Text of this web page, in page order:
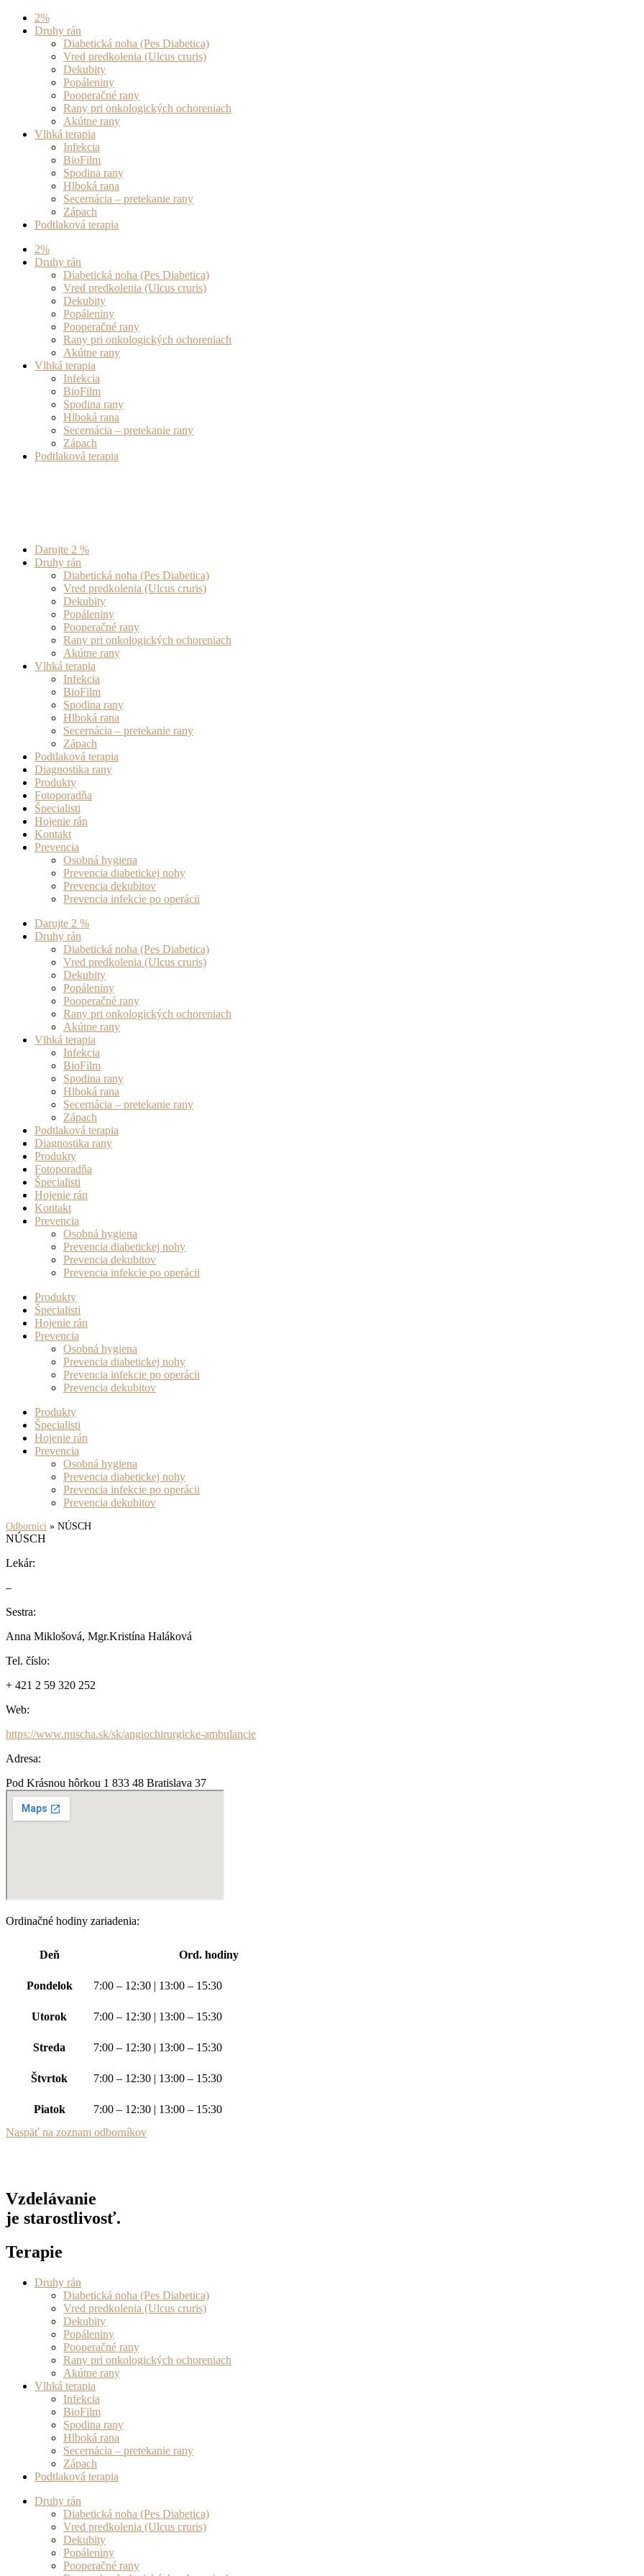
Preskočiť
2%
Druhy rán
Diabetická noha (Pes Diabetica)
Vred predkolenia (Ulcus cruris)
Dekubity
Popáleniny
Pooperačné rany
Rany pri onkologických ochoreniach
Akútne rany
Vlhká terapia
Infekcia
BioFilm
Spodina rany
Hlboká rana
Secernácia – pretekanie rany
Zápach
Podtlaková terapia
2%
Druhy rán
Diabetická noha (Pes Diabetica)
Vred predkolenia (Ulcus cruris)
Dekubity
Popáleniny
Pooperačné rany
Rany pri onkologických ochoreniach
Akútne rany
Vlhká terapia
Infekcia
BioFilm
Spodina rany
Hlboká rana
Secernácia – pretekanie rany
Zápach
Podtlaková terapia
Darujte 2 %
Druhy rán
Diabetická noha (Pes Diabetica)
Vred predkolenia (Ulcus cruris)
Dekubity
Popáleniny
Pooperačné rany
Rany pri onkologických ochoreniach
Akútne rany
Vlhká terapia
Infekcia
BioFilm
Spodina rany
Hlboká rana
Secernácia – pretekanie rany
Zápach
Podtlaková terapia
Diagnostika rany
Produkty
Fotoporadňa
Špecialisti
Hojenie rán
Kontakt
Prevencia
Osobná hygiena
Prevencia diabetickej nohy
Prevencia dekubitov
Prevencia infekcie po operácii
Darujte 2 %
Druhy rán
Diabetická noha (Pes Diabetica)
Vred predkolenia (Ulcus cruris)
Dekubity
Popáleniny
Pooperačné rany
Rany pri onkologických ochoreniach
Akútne rany
Vlhká terapia
Infekcia
BioFilm
Spodina rany
Hlboká rana
Secernácia – pretekanie rany
Zápach
Podtlaková terapia
Diagnostika rany
Produkty
Fotoporadňa
Špecialisti
Hojenie rán
Kontakt
Prevencia
Osobná hygiena
Prevencia diabetickej nohy
Prevencia dekubitov
Prevencia infekcie po operácii
Produkty
Špecialisti
Hojenie rán
Prevencia
Osobná hygiena
Prevencia diabetickej nohy
Prevencia infekcie po operácii
Prevencia dekubitov
Produkty
Špecialisti
Hojenie rán
Prevencia
Osobná hygiena
Prevencia diabetickej nohy
Prevencia infekcie po operácii
Prevencia dekubitov
Odborníci » NÚSCH
NÚSCH
Lekár:
–
Sestra:
Anna Miklošová, Mgr.Kristína Haláková
Tel. číslo:
+ 421 2 59 320 252
Web:
https://www.nuscha.sk/sk/angiochirurgicke-ambulancie
Adresa:
Pod Krásnou hôrkou 1 833 48 Bratislava 37
Ordinačné hodiny zariadenia:
Deň Ord. hodiny
Pondelok 7:00 – 12:30 | 13:00 – 15:30
Utorok 7:00 – 12:30 | 13:00 – 15:30
Streda 7:00 – 12:30 | 13:00 – 15:30
Štvrtok 7:00 – 12:30 | 13:00 – 15:30
Piatok
7:00 – 12:30 | 13:00 – 15:30
Naspäť na zoznam odborníkov
Vzdelávanie
je starostlivosť.
Terapie
Druhy rán
Diabetická noha (Pes Diabetica)
Vred predkolenia (Ulcus cruris)
Dekubity
Popáleniny
Pooperačné rany
Rany pri onkologických ochoreniach
Akútne rany
Vlhká terapia
Infekcia
BioFilm
Spodina rany
Hlboká rana
Secernácia – pretekanie rany
Zápach
Podtlaková terapia
Druhy rán
Diabetická noha (Pes Diabetica)
Vred predkolenia (Ulcus cruris)
Dekubity
Popáleniny
Pooperačné rany